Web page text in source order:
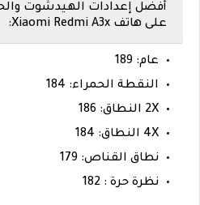
أفضل إعدادات الهيدشوت
على هاتف Xiaomi Redmi A3x:
عام: 189
النقطة الحمراء: 184
2X النطاق: 186
4X النطاق: 184
نطاق القناص: 179
نظرة حرة : 182